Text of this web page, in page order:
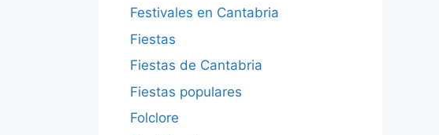
Festivales en Cantabria
Fiestas
Fiestas de Cantabria
Fiestas populares
Folclore